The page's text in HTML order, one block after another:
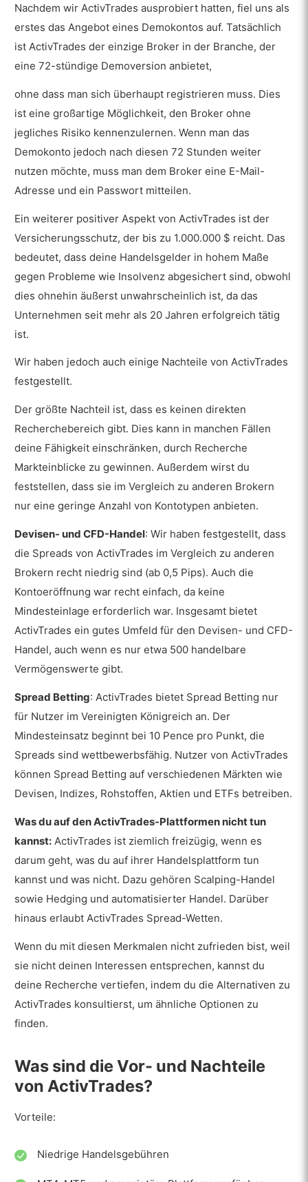
Einzahlungsmethoden
Einzahlungsgebühren
Auszahlungen
Auszahlungsmethoden
Auszahlungsgebühren
Wie hoch sind die Handelsgebühren bei
ActivTrades?
Overnight-Gebühren
Wie hoch sind die Gebühren für Nicht-Handel
bei ActivTrades?
Inaktivitätsgebühren
Welche Märkte bietet ActivTrades an?
Forex
Indizes
ETFs
Futures
Optionen
Wie sind Ausführung, Hebel und
Ausführungen
Hebel
Risikomanagement
Handelszeiten
Welche Plattformen bietet ActivTrades an?
Charting- und Trading-Tools
ActivTrades-Desktop-Plattformen
ActivTrades Webtrader-Plattformen
ActivTrades Mobile-Plattform
ActiveTrade (proprietäre
Handelsplattform)
Welche zusätzlichen Handelsdienstleistungen
Wie ist der Kundenservice von ActivTrades?
Sprachen
Bildungsdienste an?
Forschung
Nachdem wir ActivTrades ausprobiert hatten, fiel uns als
erstes das Angebot eines Demokontos auf. Tatsächlich
ist ActivTrades der einzige Broker in der Branche, der
eine 72-stündige Demoversion anbietet,
ohne dass man sich überhaupt registrieren muss. Dies
ist eine großartige Möglichkeit, den Broker ohne
jegliches Risiko kennenzulernen. Wenn man das
Demokonto jedoch nach diesen 72 Stunden weiter
nutzen möchte, muss man dem Broker eine E-Mail-
Adresse und ein Passwort mitteilen.
Ein weiterer positiver Aspekt von ActivTrades ist der
Versicherungsschutz, der bis zu 1.000.000 $ reicht. Das
bedeutet, dass deine Handelsgelder in hohem Maße
gegen Probleme wie Insolvenz abgesichert sind, obwohl
dies ohnehin äußerst unwahrscheinlich ist, da das
Unternehmen seit mehr als 20 Jahren erfolgreich tätig
ist.
Wir haben jedoch auch einige Nachteile von ActivTrades
festgestellt.
Der größte Nachteil ist, dass es keinen direkten
Recherchebereich gibt. Dies kann in manchen Fällen
deine Fähigkeit einschränken, durch Recherche
Markteinblicke zu gewinnen. Außerdem wirst du
feststellen, dass sie im Vergleich zu anderen Brokern
nur eine geringe Anzahl von Kontotypen anbieten.
Devisen- und CFD-Handel: Wir haben festgestellt, dass
die Spreads von ActivTrades im Vergleich zu anderen
Brokern recht niedrig sind (ab 0,5 Pips). Auch die
Kontoeröffnung war recht einfach, da keine
Mindesteinlage erforderlich war. Insgesamt bietet
ActivTrades ein gutes Umfeld für den Devisen- und CFD-
Handel, auch wenn es nur etwa 500 handelbare
Vermögenswerte gibt.
Spread Betting: ActivTrades bietet Spread Betting nur
für Nutzer im Vereinigten Königreich an. Der
Mindesteinsatz beginnt bei 10 Pence pro Punkt, die
Spreads sind wettbewerbsfähig. Nutzer von ActivTrades
können Spread Betting auf verschiedenen Märkten wie
Devisen, Indizes, Rohstoffen, Aktien und ETFs betreiben.
Was du auf den ActivTrades-Plattformen nicht tun
kannst: ActivTrades ist ziemlich freizügig, wenn es
darum geht, was du auf ihrer Handelsplattform tun
kannst und was nicht. Dazu gehören Scalping-Handel
sowie Hedging und automatisierter Handel. Darüber
hinaus erlaubt ActivTrades Spread-Wetten.
Wenn du mit diesen Merkmalen nicht zufrieden bist, weil
sie nicht deinen Interessen entsprechen, kannst du
deine Recherche vertiefen, indem du die Alternativen zu
ActivTrades konsultierst, um ähnliche Optionen zu
finden.
Was sind die Vor- und Nachteile
von ActivTrades?
Vorteile:
Niedrige Handelsgebühren